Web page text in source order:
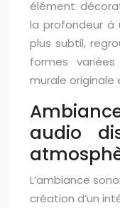
élément
la profondeur à
plus subtil,
formes
murale originale
audio
L’ambiance
création d’un